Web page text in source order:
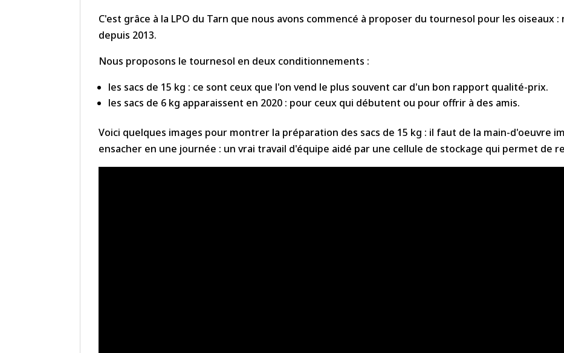
LA
à
du
9
C'est grâce à la LPO du Tarn que nous avons commencé à proposer du tournesol pour les oiseaux :
depuis 2013.
Nous proposons le tournesol en deux conditionnements :
les sacs de 15 kg : ce sont ceux que l'on vend le plus souvent car d'un bon rapport qualité-prix.
les sacs de 6 kg apparaissent en 2020 : pour ceux qui débutent ou pour offrir à des amis.
Voici quelques images pour montrer la préparation des sacs de 15 kg : il faut de la main-d'oeuvre
ensacher en une journée : un vrai travail d'équipe aidé par une cellule de stockage qui permet de